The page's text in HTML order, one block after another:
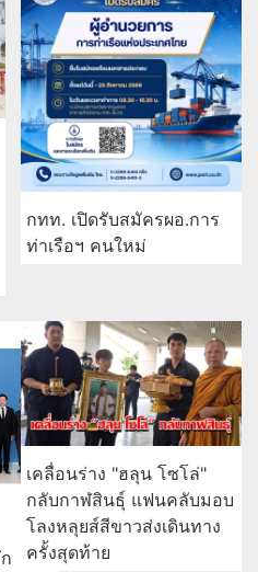
กทท. เปิดรับสมัครผอ.การ
ท่าเรือฯ คนใหม่
เคลื่อนร่าง "ฮลุน โซโล่"
กลับกาฬสินธุ์ แฟนคลับมอบ
โลงหลุยส์สีขาวส่งเดินทาง
ครั้งสุดท้าย